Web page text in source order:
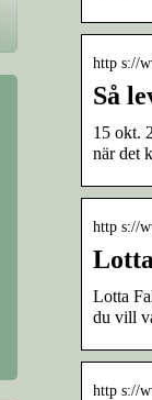
http s://
Så
15 okt.
när det
http s://
Lotta
du vill
http s://